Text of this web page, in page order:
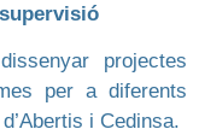
projectes
per a diferents
i Cedinsa.